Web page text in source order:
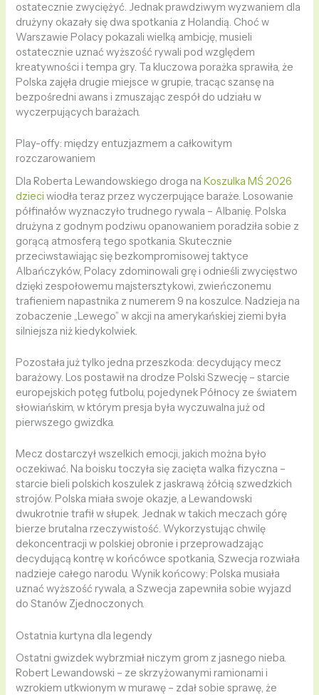
ostatecznie zwyciężyć. Jednak prawdziwym wyzwaniem dla
drużyny okazały się dwa spotkania z Holandią. Choć w
Warszawie Polacy pokazali wielką ambicję, musieli
ostatecznie uznać wyższość rywali pod względem
kreatywności i tempa gry. Ta kluczowa porażka sprawiła, że
Polska zajęła drugie miejsce w grupie, tracąc szansę na
bezpośredni awans i zmuszając zespół do udziału w
wyczerpujących barażach.
Play-offy: między entuzjazmem a całkowitym
rozczarowaniem
Dla Roberta Lewandowskiego droga naKoszulka MŚ 2026
dzieci wiodła teraz przez wyczerpujące baraże. Losowanie
półfinałów wyznaczyło trudnego rywala – Albanię. Polska
drużyna z godnym podziwu opanowaniem poradziła sobie z
gorącą atmosferą tego spotkania. Skutecznie
przeciwstawiając się bezkompromisowej taktyce
Albańczyków, Polacy zdominowali grę i odnieśli zwycięstwo
dzięki zespołowemu majstersztykowi, zwieńczonemu
trafieniem napastnika z numerem 9 na koszulce. Nadzieja na
zobaczenie „Lewego” w akcji na amerykańskiej ziemi była
silniejsza niż kiedykolwiek.
Pozostała już tylko jedna przeszkoda: decydujący mecz
barażowy. Los postawił na drodze Polski Szwecję – starcie
europejskich potęg futbolu, pojedynek Północy ze światem
słowiańskim, w którym presja była wyczuwalna już od
pierwszego gwizdka.
Mecz dostarczył wszelkich emocji, jakich można było
oczekiwać. Na boisku toczyła się zacięta walka fizyczna –
starcie bieli polskich koszulek z jaskrawą żółcią szwedzkich
strojów. Polska miała swoje okazje, a Lewandowski
dwukrotnie trafił w słupek. Jednak w takich meczach górę
bierze brutalna rzeczywistość. Wykorzystując chwilę
dekoncentracji w polskiej obronie i przeprowadzając
decydującą kontrę w końcówce spotkania, Szwecja rozwiała
nadzieje całego narodu. Wynik końcowy: Polska musiała
uznać wyższość rywala, a Szwecja zapewniła sobie wyjazd
do Stanów Zjednoczonych.
Ostatnia kurtyna dla legendy
Ostatni gwizdek wybrzmiał niczym grom z jasnego nieba.
Robert Lewandowski – ze skrzyżowanymi ramionami i
wzrokiem utkwionym w murawę – zdał sobie sprawę, że